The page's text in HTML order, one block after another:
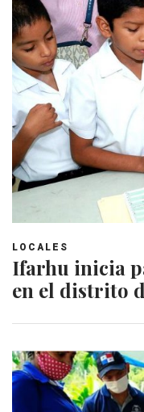
LOCALES
Ifarhu inicia
en el distrito